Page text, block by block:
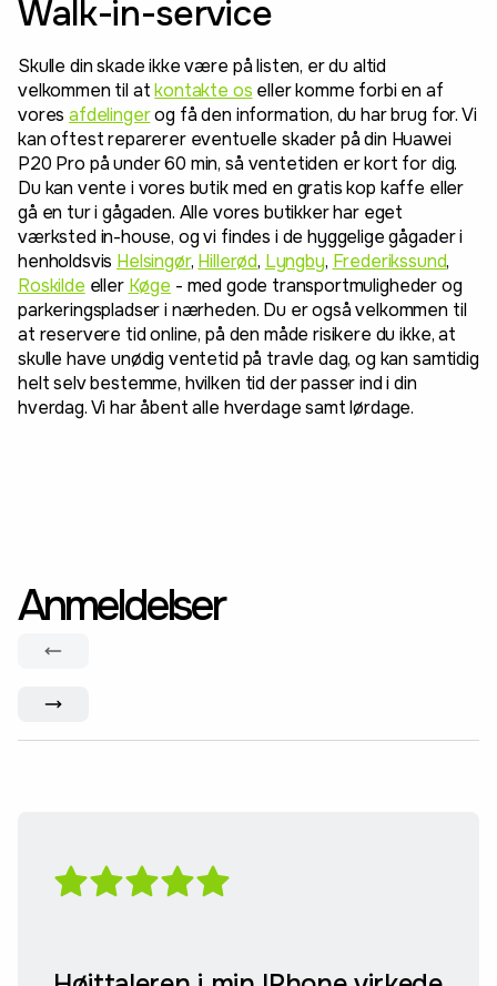
Walk-in-service
Skulle din skade ikke være på listen, er du altid
velkommen til atkontakte os eller komme forbi en af
voresafdelingerog få den information, du har brug for. Vi
kan oftest reparerer eventuelle skader på din Huawei
P20 Pro på under 60 min, så ventetiden er kort for dig.
Du kan vente i vores butik med en gratis kop kaffe eller
gå en tur i gågaden. Alle vores butikker har eget
værksted in-house, og vi findes i de hyggelige gågader i
henholdsvis Helsingør, Hillerød, Lyngby, Frederikssund,
Roskilde eller Køge - med gode transportmuligheder og
parkeringspladser i nærheden. Du er også velkommen til
at reservere tid online, på den måde risikere du ikke, at
skulle have unødig ventetid på travle dag, og kan samtidig
helt selv bestemme, hvilken tid der passer ind i din
hverdag. Vi har åbent alle hverdage samt lørdage.
Anmeldelser